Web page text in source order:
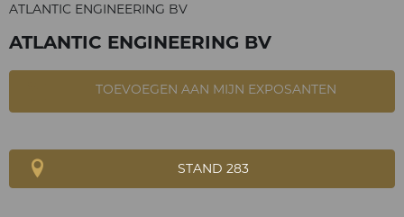
ATLANTIC ENGINEERING BV
ATLANTIC ENGINEERING BV
TOEVOEGEN AAN MIJN EXPOSANTEN
STAND 283